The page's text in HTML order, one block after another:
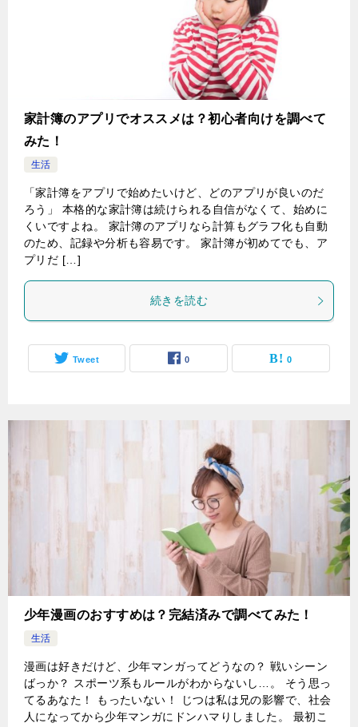
家計簿のアプリでオススメは？初心者向けを調べて
みた！
生活
「家計簿をアプリで始めたいけど、どのアプリが良いのだ
ろう」 本格的な家計簿は続けられる自信がなくて、始めに
くいですよね。 家計簿のアプリなら計算もグラフ化も自動
のため、記録や分析も容易です。 家計簿が初めてでも、ア
プリだ […]
続きを読む
Tweet 0 0
少年漫画のおすすめは？完結済みで調べてみた！
生活
漫画は好きだけど、少年マンガってどうなの？ 戦いシーン
ばっか？ スポーツ系もルールがわからないし…。 そう思っ
てるあなた！ もったいない！ じつは私は兄の影響で、社会
人になってから少年マンガにドンハマりしました。 最初こ